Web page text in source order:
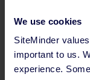
We use cookies
SiteMinder
important to us.
experience.
Amadeus
เรียนรู้เกี่ยวกับ